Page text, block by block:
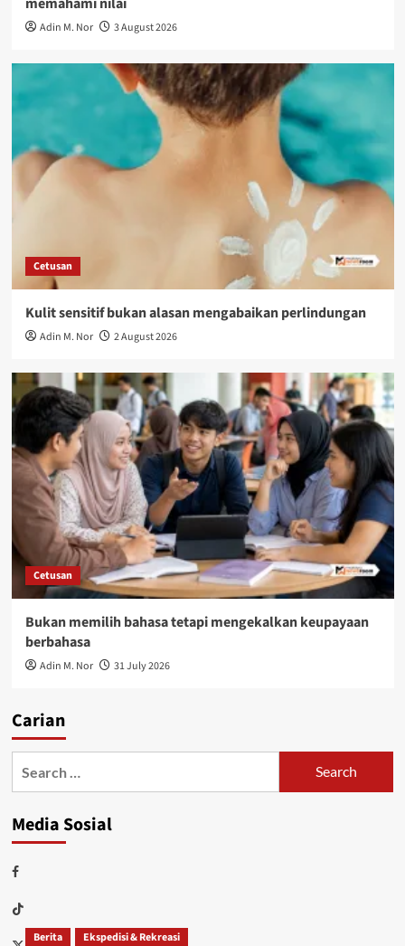
Adin M. Nor 3 August 2026
Cetusan
Kulit sensitif bukan alasan mengabaikan perlindungan
Adin M. Nor 2 August 2026
Cetusan
Bukan memilih bahasa tetapi mengekalkan keupayaan
berbahasa
Adin M. Nor 31 July 2026
Carian
Media Sosial
Berita Ekspedisi & Rekreasi